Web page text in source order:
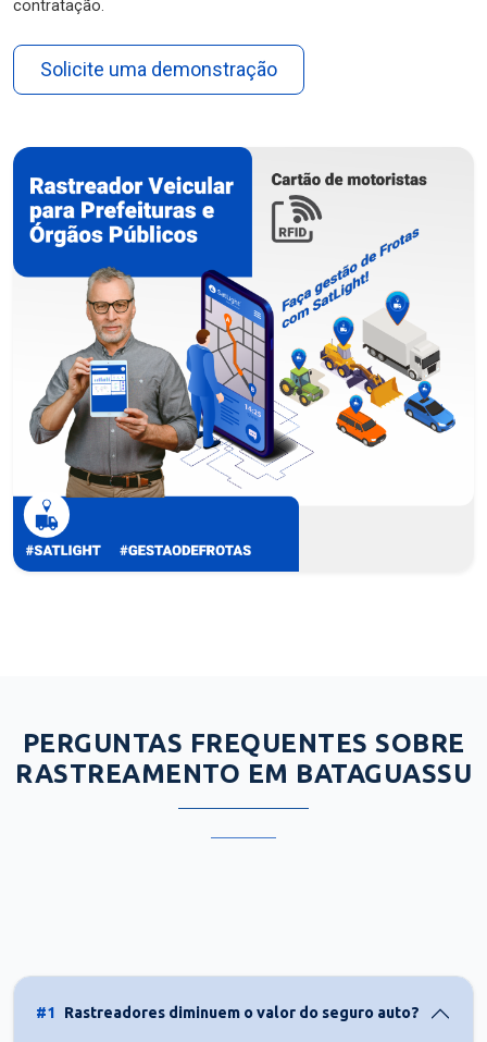
contratação.
Solicite uma demonstração
PERGUNTAS FREQUENTES SOBRE
RASTREAMENTO EM BATAGUASSU
#1 Rastreadores diminuem o valor do seguro auto?